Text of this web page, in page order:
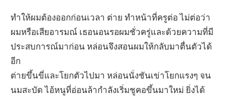
ทำให้ผมต้องออกก่อนเวลา ต่าย ทำหน้าที่ครูต่อ ไม่ต่อว่า
ผมหรือเสียอารมณ์ เธอนอนรอผมชั่วครู่และด้วยความที่มี
ประสบการณ์มาก่อน หล่อนจึงสอนผมให้กลับมาตื่นตัวได้
อีก
ต่ายขึ้นขี่และโยกตัวไปมา หล่อนนั่งชันเข่าโยกแรงๆ จน
นมสะบัด ไอ้หนูที่อ่อนล้ากำลังเริ่มชูคอขึ้นมาใหม่ ยิ่งได้